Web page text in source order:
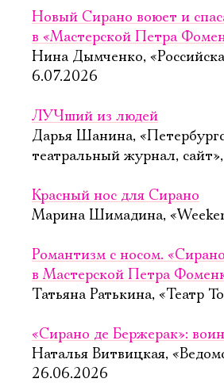
Новый Сирано воюет и
в «Мастерской Петра
Нина Дымченко,
6.07.2026
ЛУЧший из людей
Дарья Шанина,
театральный журнал,
Красный нос для Сирано
Марина Шимадина,
Романтизм с носом.
в Мастерской Петра
Татьяна Ратькина, «Театр
«Сирано де Бержерак»:
Наталья Витвицкая,
26.06.2026